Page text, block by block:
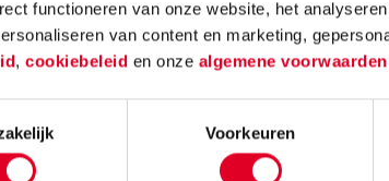
functioneren van onze website, het
van content en marketing,
, cookiebeleid en onze algemene voorwaarden
Voorkeuren
kralenplank
Spelen met een
ook nog eens de fijne
motoriek (en meer!)
moeten
en kleine